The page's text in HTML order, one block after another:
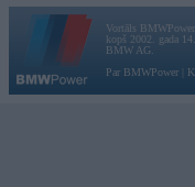
Vortāls
kopš 2002. gada
BMW AG.
Par BMWPower